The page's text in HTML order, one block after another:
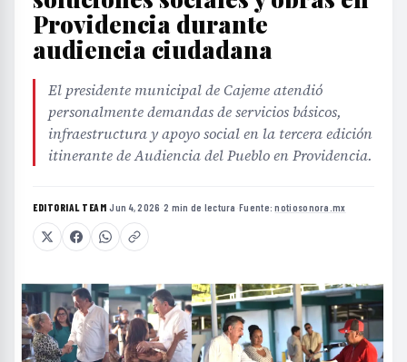
Providencia durante
audiencia ciudadana
El presidente municipal de Cajeme atendió
personalmente demandas de servicios básicos,
infraestructura y apoyo social en la tercera edición
itinerante de Audiencia del Pueblo en Providencia.
EDITORIAL TEAM·Jun 4, 2026 ·2 min de lectura ·Fuente:notiosonora.mx